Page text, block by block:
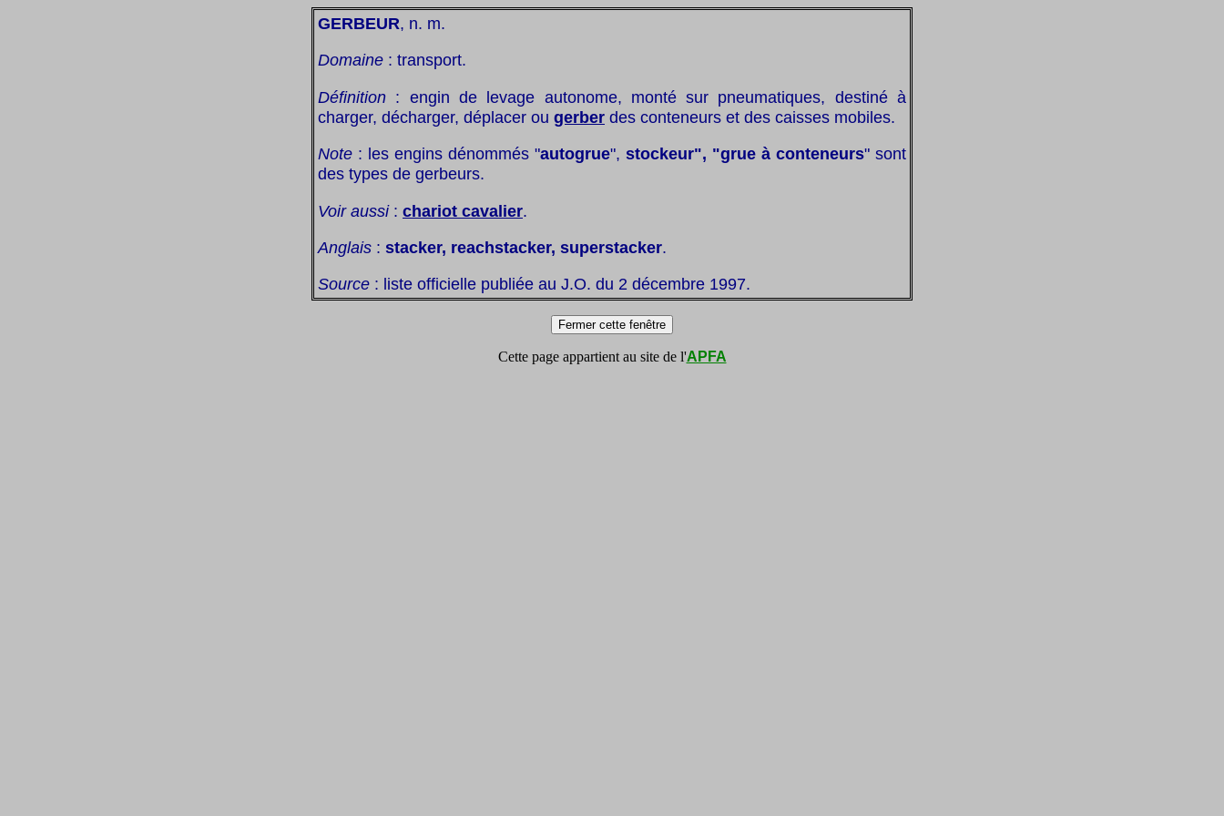
GERBEUR, n. m.
Domaine : transport.
Définition : engin de levage autonome, monté sur pneumatiques, destiné à
charger, décharger, déplacer ou gerber des conteneurs et des caisses mobiles.
Note : les engins dénommés "autogrue", stockeur", "grue à conteneurs" sont
des types de gerbeurs.
Voir aussi: chariot cavalier.
Anglais : stacker, reachstacker, superstacker.
Source : liste officielle publiée au J.O. du 2 décembre 1997.
Cette page appartient au site de l'APFA